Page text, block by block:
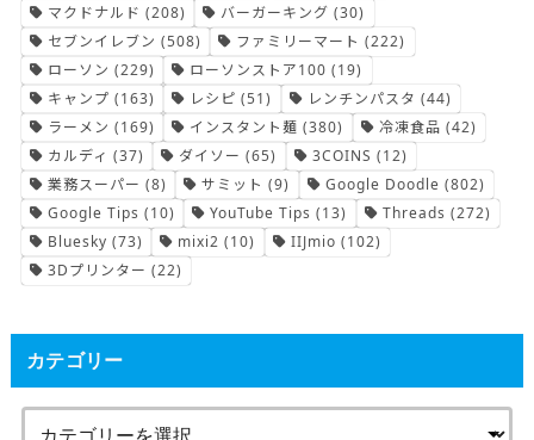
マクドナルド (208) バーガーキング (30)
セブンイレブン (508) ファミリーマート (222)
ローソン (229) ローソンストア100 (19)
キャンプ (163) レシピ (51) レンチンパスタ (44)
ラーメン (169) インスタント麺 (380) 冷凍食品 (42)
カルディ (37) ダイソー (65) 3COINS (12)
業務スーパー (8) サミット (9) Google Doodle (802)
Google Tips (10) YouTube Tips (13) Threads (272)
Bluesky (73) mixi2 (10) IIJmio (102)
3Dプリンター (22)
カテゴリー